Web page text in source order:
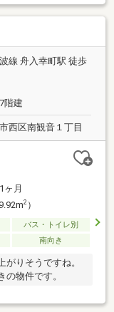
線 舟入幸町駅 徒歩
階建
西区南観音１丁目
1ヶ月
2）
バス・トイレ別
南向き
りそうですね。
物件です。